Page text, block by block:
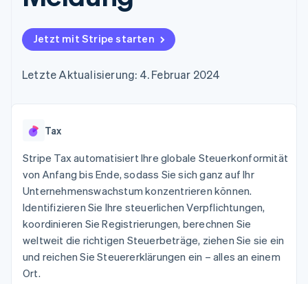
Zugriff auf mehr als
125
Terminal
Zahlungen vor Ort
Boost
Autorisierungsraten
Beschleunigter
Financial
Connections
Verbundene
Finanzdaten
Mehr
Product roadmap
Ausblick
Geldmanagement
SaaS
Bewirtung, Reisen und
Freizeit
Versicherungen
Medien und
Unterhaltung
Gemeinnützige
Organisationen
Fachdienstleistungen
Öffentlicher Sektor
Marktplatz auf
Abonnementverwaltung
nutzungsbasierte
Abrechnung um
Karten ausgeben: So
Diensten mit Agenten
Ressourcen
App-Integrationen
Code-Beispiele
Entwickler-Blog
Stripe Sessions
Karriere
Stripe Press
kontaktieren
Partner werden
Jetzt mit Stripe starten
Letzte Aktualisierung: 4. Februar 2024
Tax
Stripe Tax automatisiert Ihre globale Steuerkonformität
von Anfang bis Ende, sodass Sie sich ganz auf Ihr
Unternehmenswachstum konzentrieren können.
Identifizieren Sie Ihre steuerlichen Verpflichtungen,
koordinieren Sie Registrierungen, berechnen Sie
weltweit die richtigen Steuerbeträge, ziehen Sie sie ein
und reichen Sie Steuererklärungen ein – alles an einem
Ort.